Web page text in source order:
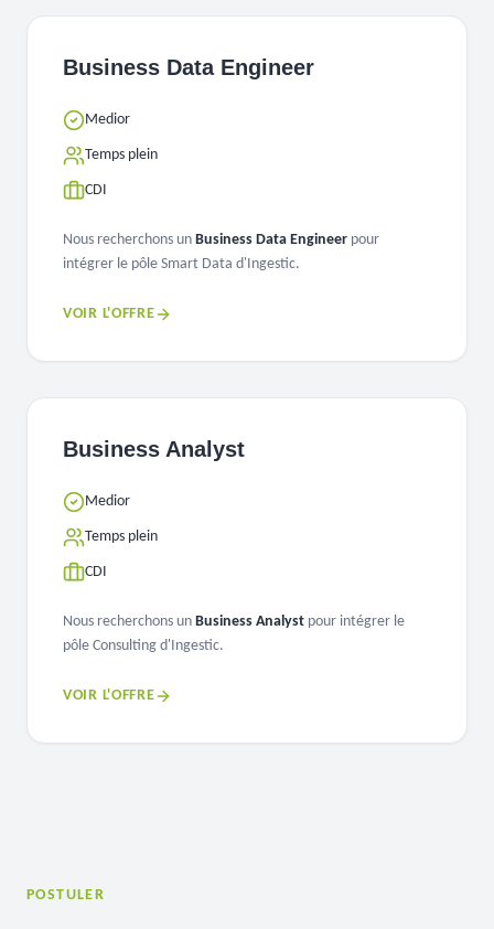
Business Data Engineer
Medior
Temps plein
CDI
Nous recherchons un Business Data Engineer pour
intégrer le pôle Smart Data d'Ingestic.
VOIR L'OFFRE
Business Analyst
Medior
Temps plein
CDI
Nous recherchons un Business Analyst pour intégrer le
pôle Consulting d'Ingestic.
VOIR L'OFFRE
POSTULER